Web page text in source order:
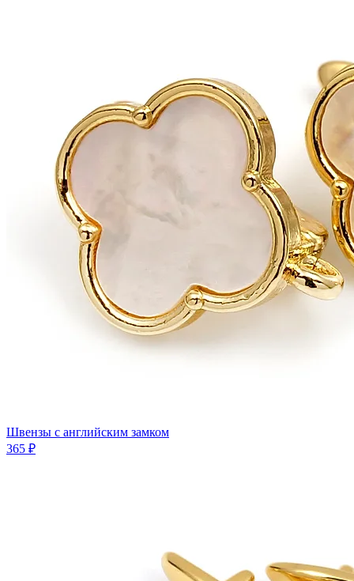
Швензы с английским замком
365 ₽